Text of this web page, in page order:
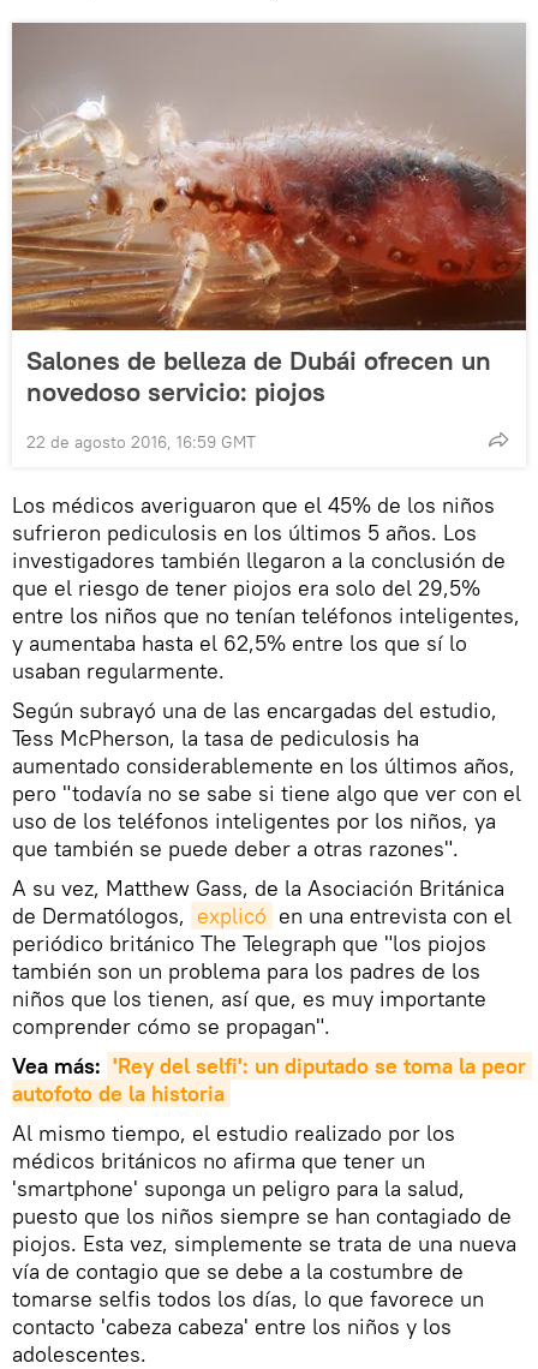
Salones de belleza de Dubái ofrecen un
novedoso servicio: piojos
22 de agosto 2016, 16:59 GMT
Los médicos averiguaron que el 45% de los niños
sufrieron pediculosis en los últimos 5 años. Los
investigadores también llegaron a la conclusión de
que el riesgo de tener piojos era solo del 29,5%
entre los niños que no tenían teléfonos inteligentes,
y aumentaba hasta el 62,5% entre los que sí lo
usaban regularmente.
Según subrayó una de las encargadas del estudio,
Tess McPherson, la tasa de pediculosis ha
aumentado considerablemente en los últimos años,
pero "todavía no se sabe si tiene algo que ver con el
uso de los teléfonos inteligentes por los niños, ya
que también se puede deber a otras razones".
A su vez, Matthew Gass, de la Asociación Británica
de Dermatólogos, explicó en una entrevista con el
periódico británico The Telegraph que "los piojos
también son un problema para los padres de los
niños que los tienen, así que, es muy importante
comprender cómo se propagan".
Vea más: 'Rey del selfi': un diputado se toma la peor
autofoto de la historia
Al mismo tiempo, el estudio realizado por los
médicos británicos no afirma que tener un
'smartphone' suponga un peligro para la salud,
puesto que los niños siempre se han contagiado de
piojos. Esta vez, simplemente se trata de una nueva
vía de contagio que se debe a la costumbre de
tomarse selfis todos los días, lo que favorece un
contacto 'cabeza cabeza' entre los niños y los
adolescentes.